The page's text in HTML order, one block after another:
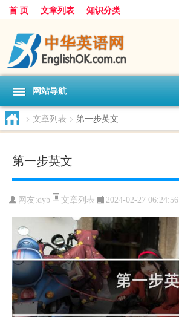
首 页 文章列表 知识分类
网站导航
> 文章列表 > 第一步英文
第一步英文
网友:dyb 文章列表 2024-02-27 06:24:56